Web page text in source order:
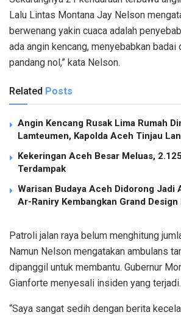
Lalu Lintas Montana Jay Nelson
berwenang yakin cuaca adalah
ada angin kencang, menyebabkan badai
pandang nol,” kata Nelson.
Related Posts
Angin Kencang Rusak Lima Rumah
Lamteumen, Kapolda Aceh Tinjau
Kekeringan Aceh Besar Meluas,
Terdampak
Warisan Budaya Aceh Didorong Jadi
Ar-Raniry Kembangkan Grand Design
Patroli jalan raya belum menghitung
Namun Nelson mengatakan ambulans
dipanggil untuk membantu. Gubernur
Gianforte menyesali insiden yang terjadi.
“Saya sangat sedih dengan berita